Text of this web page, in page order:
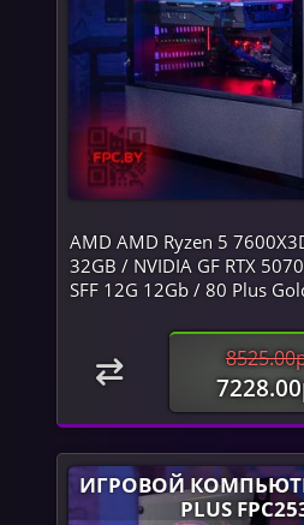
AMD AMD Ryzen 5
32GB / NVIDIA GF RTX
SFF 12G 12Gb / 80 Plus
ИГРОВОЙ
PLUS